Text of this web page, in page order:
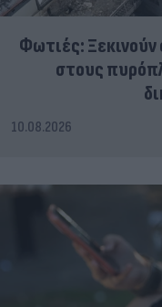
Φωτιές: Ξεκινούν
στους
10.08.2026